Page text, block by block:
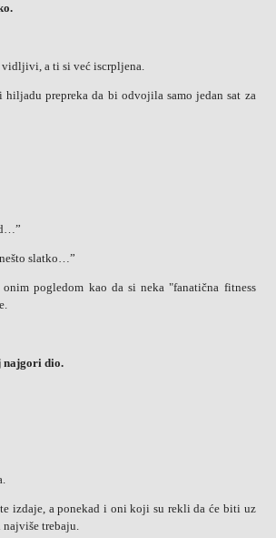
vidljivi, a ti si već iscrpljena.
hiljadu prepreka da bi odvojila samo jedan sat za
slatko…”
pogledom kao da si neka "fanatična fitness
najgori dio.
izdaje, a ponekad i oni koji su rekli da će biti uz
najviše trebaju.